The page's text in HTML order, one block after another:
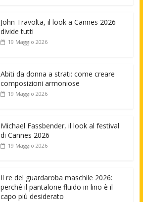
John Travolta, il look a Cannes 2026
divide tutti
19 Maggio 2026
Abiti da donna a strati: come creare
composizioni armoniose
19 Maggio 2026
Michael Fassbender, il look al festival
di Cannes 2026
19 Maggio 2026
Il re del guardaroba maschile 2026:
perché il pantalone fluido in lino è il
capo più desiderato